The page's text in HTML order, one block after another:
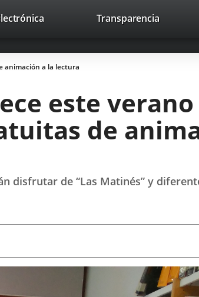
Contacto avaHeaderSocial
Enlace
una
Enlace
una
Enlace
una
Buscar
Enlace
aplicación
externa.
Transparencia
animación a la lectura
este
de
disfrutar de “Las Matinés” y